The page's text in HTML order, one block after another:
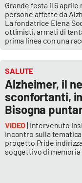
Grande festa il 6
persone affette da
La fondatrice Elena
ottimisti, armati di
prima linea con una
SALUTE
Alzheimer, il
sconfortanti,
Bisogna
VIDEO| Intervenuto
incontro sulla
progetto Pride
soggettivo di memoria